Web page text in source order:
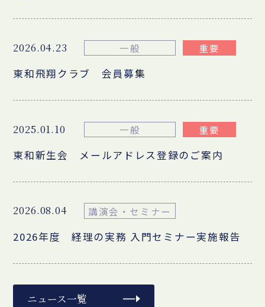
2026.04.23 一般 重要
東和飛翔クラブ 会員募集
2025.01.10 一般 重要
東和新生会 メールアドレス登録のご案内
2026.08.04 講演会・セミナー
2026年度 経理の実務 入門セミナー実施報告
ニュース一覧